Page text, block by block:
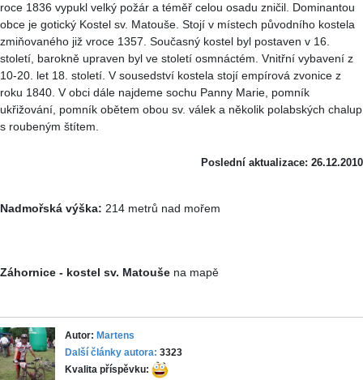
roce 1836 vypukl velký požár a téměř celou osadu zničil. Dominantou
obce je gotický Kostel sv. Matouše. Stojí v místech původního kostela
zmiňovaného již vroce 1357. Současný kostel byl postaven v 16.
století, barokně upraven byl ve století osmnáctém. Vnitřní vybavení z
10-20. let 18. století. V sousedství kostela stojí empírová zvonice z
roku 1840. V obci dále najdeme sochu Panny Marie, pomník
ukřižování, pomník obětem obou sv. válek a několik polabských chalup
s roubeným štítem.
Poslední aktualizace: 26.12.2010
Nadmořská výška: 214 metrů nad mořem
Záhornice - kostel sv. Matouše na mapě
Autor: Martens
Další články autora: 3323
Kvalita příspěvku: